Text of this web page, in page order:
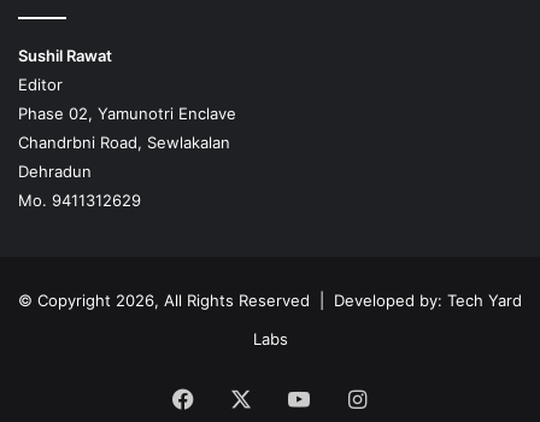
Sushil Rawat
Editor
Phase 02, Yamunotri Enclave
Chandrbni Road, Sewlakalan
Dehradun
Mo. 9411312629
© Copyright 2026, All Rights Reserved | Developed by: Tech Yard
Labs
Facebook YouTubeInstagram